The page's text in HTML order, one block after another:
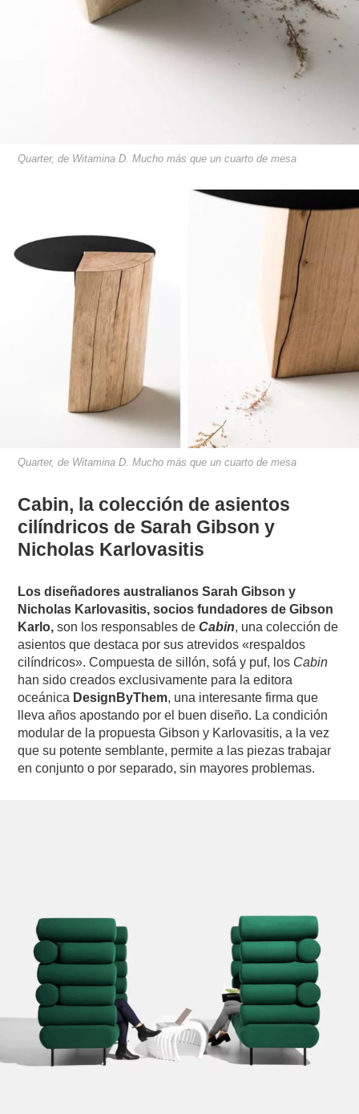
Quarter, de Witamina D. Mucho más que un cuarto de mesa
Quarter, de Witamina D. Mucho más que un cuarto de mesa
Cabin, la colección de asientos
cilíndricos de Sarah Gibson y
Nicholas Karlovasitis
Los diseñadores australianos Sarah Gibson y
Nicholas Karlovasitis, socios fundadores de Gibson
Karlo, son los responsables deCabin, una colección de
asientos que destaca por sus atrevidos «respaldos
cilíndricos». Compuesta de sillón, sofá y puf, los Cabin
han sido creados exclusivamente para la editora
oceánica DesignByThem, una interesante firma que
lleva años apostando por el buen diseño. La condición
modular de la propuesta Gibson y Karlovasitis, a la vez
que su potente semblante, permite a las piezas trabajar
en conjunto o por separado, sin mayores problemas.